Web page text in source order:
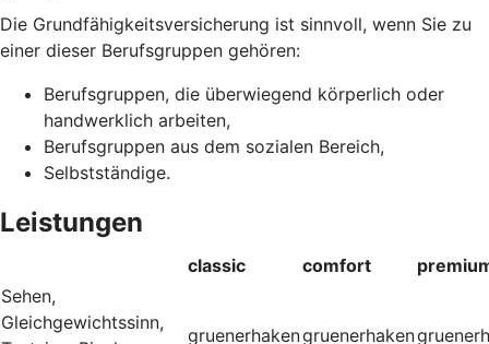
Die Grundfähigkeitsversicherung ist sinnvoll, wenn Sie zu
einer dieser Berufsgruppen gehören:
Berufsgruppen, die überwiegend körperlich oder
handwerklich arbeiten,
Berufsgruppen aus dem sozialen Bereich,
Selbstständige.
Leistungen
classic comfort
Sehen,
Gleichgewichtssinn,
gruenerhakengruenerhaken